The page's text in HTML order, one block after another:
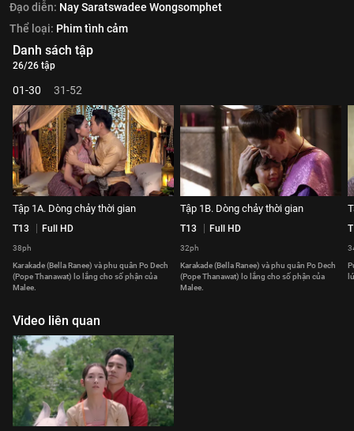
Đạo diễn: Nay Saratswadee Wongsomphet
Thể loại: Phim tình cảm
Danh sách tập
26/26 tập
01-30 31-52
Tập 1A. Dòng chảy thời gian
T13 Full HD
38ph
Karakade (Bella Ranee) và phu quân Po Dech
(Pope Thanawat) lo lắng cho số phận của
Malee.
Tập 1B. Dòng chảy thời gian
T13 Full HD
32ph
Karakade (Bella Ranee) và phu quân Po Dech
(Pope Thanawat) lo lắng cho số phận của
Malee.
Video liên quan